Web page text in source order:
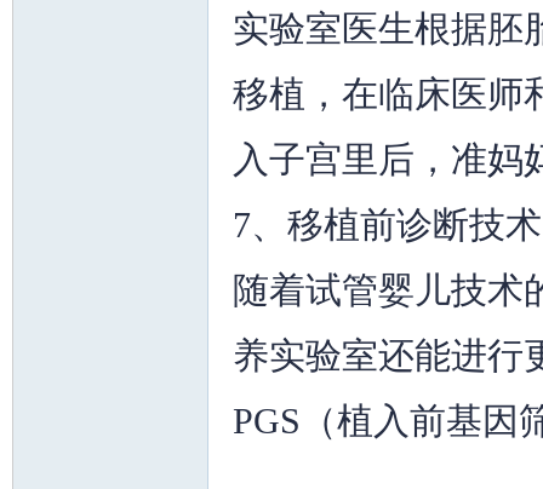
实验室医生根据胚
移植，在临床医师
入子宫里后，准妈
7、移植前诊断技术
随着试管婴儿技术
养实验室还能进行
PGS（植入前基因